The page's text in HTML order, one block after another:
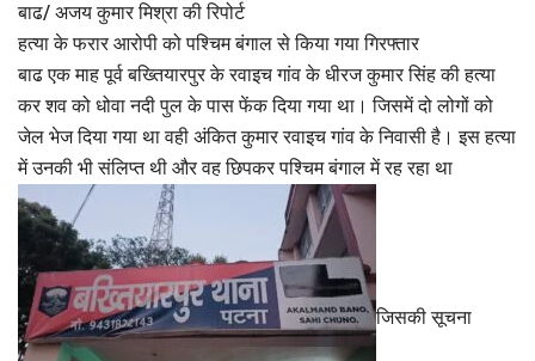
बाढ/ अजय कुमार मिश्रा की रिपोर्ट
हत्या के फरार आरोपी को पश्चिम बंगाल से किया गया गिरफ्तार
बाढ एक माह पूर्व बख्तियारपुर के रवाइच गांव के धीरज कुमार सिंह की हत्या
कर शव को धोवा नदी पुल के पास फेंक दिया गया था। जिसमें दो लोगों को
जेल भेज दिया गया था वही अंकित कुमार रवाइच गांव के निवासी है। इस हत्या
में उनकी भी संलिप्त थी और वह छिपकर पश्चिम बंगाल में रह रहा था
जिसकी सूचना